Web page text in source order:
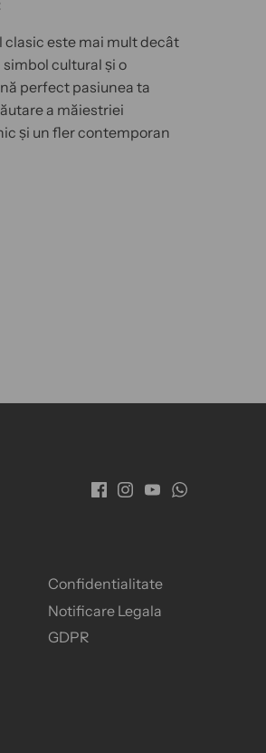
clasic este mai mult decât
cultural și o
perfect pasiunea ta
a măiestriei
și un fler contemporan
Confidentialitate
Notificare Legala
GDPR